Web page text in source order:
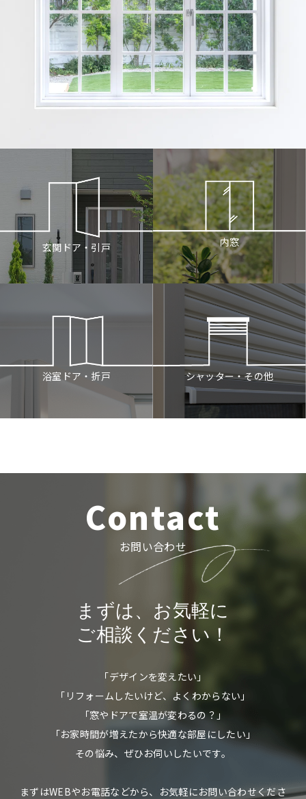
玄関ドア・引戸 内窓
浴室ドア・折戸 シャッター・その他
Contact
お問い合わせ
まずは、お気軽に
ご相談ください！
「デザインを変えたい」
「リフォームしたいけど、よくわからない」
「窓やドアで室温が変わるの？」
「お家時間が増えたから快適な部屋にしたい」
その悩み、ぜひお伺いしたいです。
まずはWEBやお電話などから、お気軽にお問い合わせくださ